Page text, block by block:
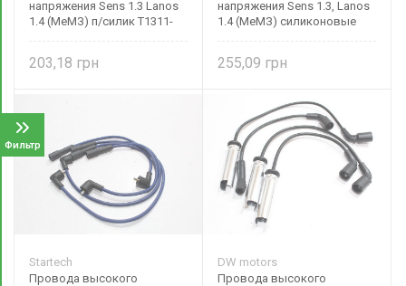
Фильтр
напряжения Sens 1.3 Lanos
1.4 (МеМЗ) п/силик T1311-
203,18
напряжения Sens 1.3, Lanos
1.4 (МеМЗ) силиконовые
255,09
Startech
Провода высокого
DW motors
Провода высокого